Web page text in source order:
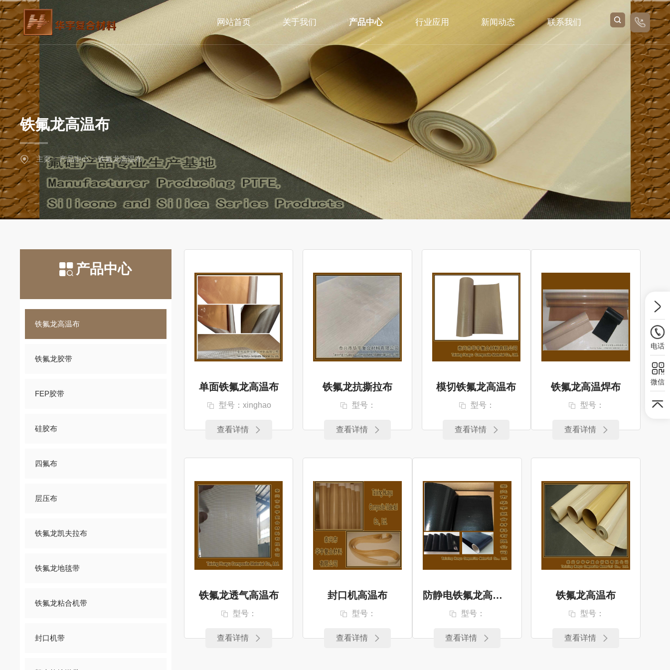
网站首页 关于我们 产品中心 行业应用 新闻动态 联系我们
铁氟龙高温布
主页>产品中心>铁氟龙高温布
产品中心
铁氟龙高温布
铁氟龙胶带
FEP胶带
硅胶布
四氟布
层压布
铁氟龙凯夫拉布
铁氟龙地毯带
铁氟龙粘合机带
封口机带
单面铁氟龙高温布
型号：xinghao
查看详情
铁氟龙抗撕拉布
型号：
查看详情
模切铁氟龙高温布
型号：
查看详情
铁氟龙高温焊布
型号：
查看详情
铁氟龙透气高温布
型号：
查看详情
封口机高温布
型号：
查看详情
防静电铁氟龙高温布
型号：
查看详情
铁氟龙高温布
型号：
查看详情
电话
微信